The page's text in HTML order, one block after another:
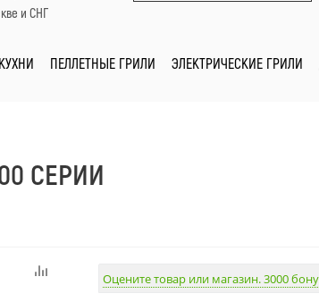
и СНГ
ПЕЛЛЕТНЫЕ ГРИЛИ ЭЛЕКТРИЧЕСКИЕ ГРИЛИ
СЕРИИ
Оцените товар или магазин. 3000